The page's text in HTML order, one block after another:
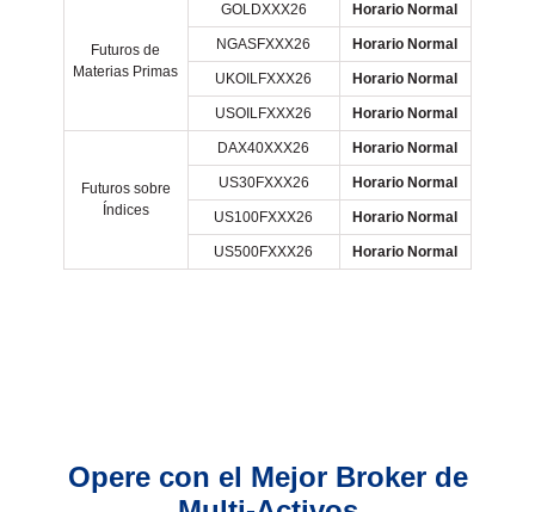
Futuros de
Materias Primas
GOLDXXX26 Horario Normal
NGASFXXX26 Horario Normal
UKOILFXXX26 Horario Normal
USOILFXXX26 Horario Normal
Futuros sobre
Índices
DAX40XXX26 Horario Normal
US30FXXX26 Horario Normal
US100FXXX26 Horario Normal
US500FXXX26 Horario Normal
Opere con el Mejor Broker de